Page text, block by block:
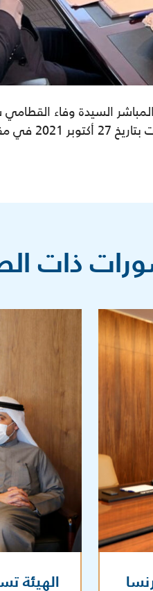
السيدة وفاء القطامي
في مقر
ذات
الهيئة